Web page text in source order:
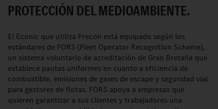
PROTECCIÓN DEL MEDIOAMBIENTE.
El Econic que utiliza Precon está equipado según los
estándares de FORS (Fleet Operator Recognition Scheme),
un sistema voluntario de acreditación de Gran Bretaña que
establece pautas uniformes en cuanto a eficiencia de
combustible, emisiones de gases de escape y seguridad vial
para gestores de flotas. FORS apoya a empresas que
quieren garantizar a sus clientes y trabajadores una